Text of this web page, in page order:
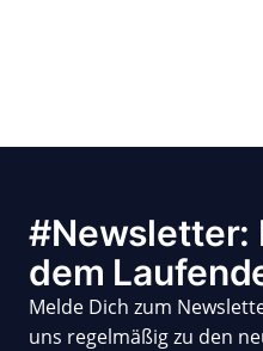
#Newsletter:
dem
Melde Dich zum
uns regelmäßig zu den